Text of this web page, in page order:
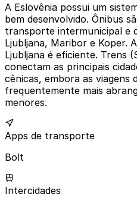
A Eslovênia possui um
bem desenvolvido. Ônibus
transporte intermunicipal e
Ljubljana, Maribor e Koper.
Ljubljana é eficiente. Trens
conectam as principais
cênicas, embora as viagens
frequentemente mais
menores.
Apps de transporte
Bolt
Intercidades